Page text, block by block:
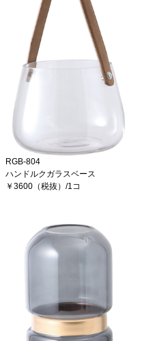
RGB-804
ハンドルクガラスベース
￥3600（税抜）/1コ